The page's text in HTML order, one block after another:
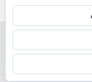
AVISO LEGAL Y POLÍTICA
MÁS INFORMACIÓN